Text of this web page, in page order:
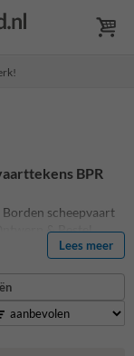
BPR
Borden scheepvaart
& Bestel
en zijn
Scheepvaart
Lees meer